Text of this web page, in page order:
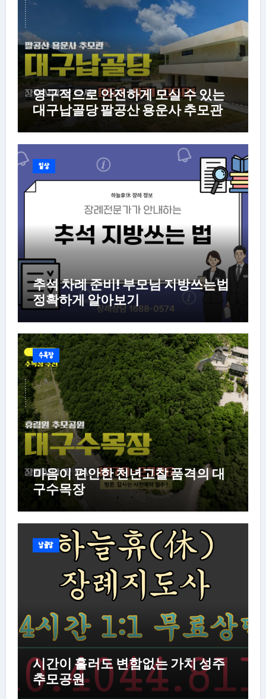
영구적으로 안전하게 모실 수 있는
대구납골당 팔공산 용운사 추모관
일상
추석 차례 준비! 부모님 지방쓰는법
정확하게 알아보기
수목장
마음이 편안한 천년고찰 품격의 대
구수목장
납골당
시간이 흘러도 변함없는 가치 성주
추모공원